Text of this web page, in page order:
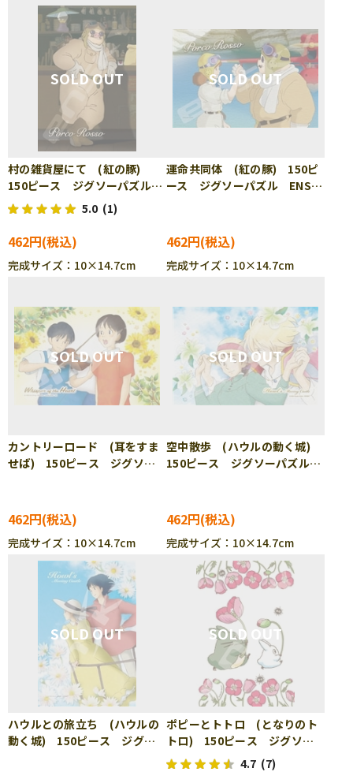
村の雑貨屋にて (紅の豚)
150ピース ジグソーパズル
ENS-150-G65 5.0 (1)
462円
完成サイズ：10×14.7cm
運命共同体 (紅の豚) 150ピ
ース ジグソーパズル ENS-
462円
完成サイズ：10×14.7cm
カントリーロード (耳をすま
せば) 150ピース ジグソー
462円
完成サイズ：10×14.7cm
空中散歩 (ハウルの動く城)
150ピース ジグソーパズル
462円
完成サイズ：10×14.7cm
ハウルとの旅立ち (ハウルの
動く城) 150ピース ジグソ
ポピーとトトロ (となりのト
トロ) 150ピース ジグソー
パズル ENS-150-G55
4.7 (7)